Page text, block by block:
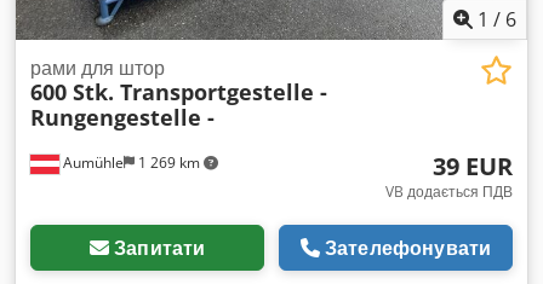
1 / 6
Aumühle 1 269 km
рами для штор
600 Stk. Transportgestelle -
Rungengestelle -
39 EUR
VB додається ПДВ
Запитати Зателефонувати